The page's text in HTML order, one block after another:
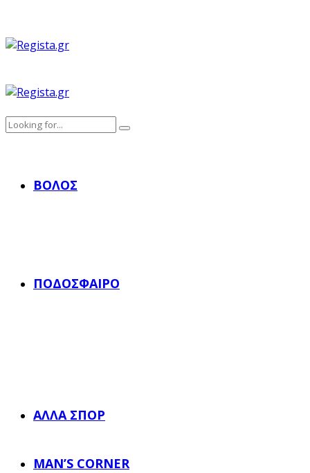
ΒΌΛΟΣ
ΠΟΔΌΣΦΑΙΡΟ
ΆΛΛΑ ΣΠΟΡ
MAN’S CORNER